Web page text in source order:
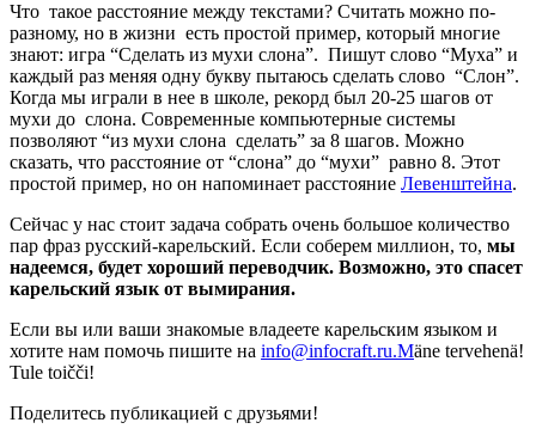
Что такое расстояние между текстами? Считать можно по-
разному, но в жизни есть простой пример, который многие
знают: игра “Сделать из мухи слона”. Пишут слово “Муха” и
каждый раз меняя одну букву пытаюсь сделать слово “Слон”.
Когда мы играли в нее в школе, рекорд был 20-25 шагов от
мухи до слона. Современные компьютерные системы
позволяют “из мухи слона сделать” за 8 шагов. Можно
сказать, что расстояние от “слона” до “мухи” равно 8. Этот
простой пример, но он напоминает расстояние Левенштейна.
Сейчас у нас стоит задача собрать очень большое количество
пар фраз русский-карельский. Если соберем миллион, то, мы
надеемся, будет хороший переводчик. Возможно, это спасет
карельский язык от вымирания.
Если вы или ваши знакомые владеете карельским языком и
хотите нам помочь пишите на info@infocraft.ru.Mäne tervehenä!
Tule toičči!
Поделитесь публикацией с друзьями!